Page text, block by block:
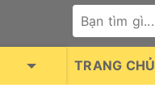
TRANG CHỦ